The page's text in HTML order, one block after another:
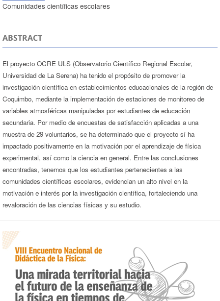
Comunidades científicas escolares
ABSTRACT
El proyecto OCRE ULS (Observatorio Científico Regional Escolar,
Universidad de La Serena) ha tenido el propósito de promover la
investigación científica en establecimientos educacionales de la región de
Coquimbo, mediante la implementación de estaciones de monitoreo de
variables atmosféricas manipuladas por estudiantes de educación
secundaria. Por medio de encuestas de satisfacción aplicadas a una
muestra de 29 voluntarios, se ha determinado que el proyecto sí ha
impactado positivamente en la motivación por el aprendizaje de física
experimental, así como la ciencia en general. Entre las conclusiones
encontradas, tenemos que los estudiantes pertenecientes a las
comunidades científicas escolares, evidencian un alto nivel en la
motivación e interés por la investigación científica, fortaleciendo una
revaloración de las ciencias físicas y su estudio.